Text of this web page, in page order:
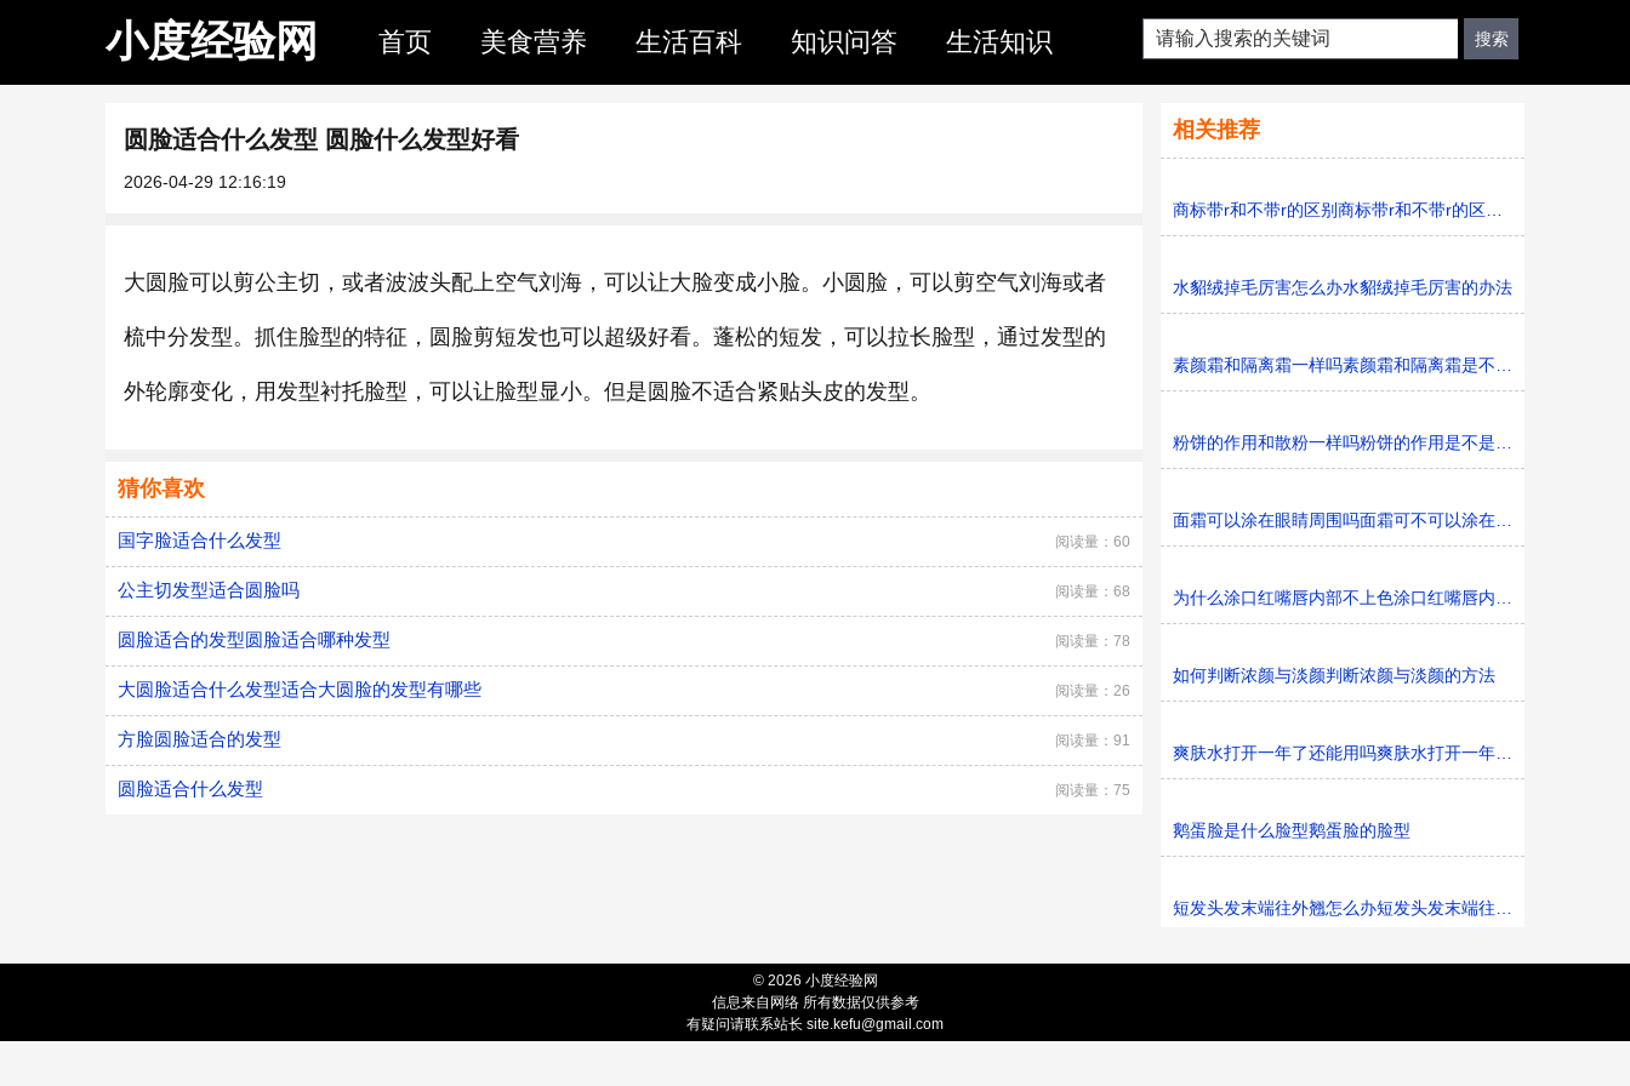
小度经验网 首页 美食营养 生活百科 知识问答 生活知识
圆脸适合什么发型 圆脸什么发型好看
2026-04-29 12:16:19
大圆脸可以剪公主切，或者波波头配上空气刘海，可以让大脸变成小脸。小圆脸，可以剪空气刘海或者
梳中分发型。抓住脸型的特征，圆脸剪短发也可以超级好看。蓬松的短发，可以拉长脸型，通过发型的
外轮廓变化，用发型衬托脸型，可以让脸型显小。但是圆脸不适合紧贴头皮的发型。
猜你喜欢
国字脸适合什么发型 阅读量：60
公主切发型适合圆脸吗 阅读量：68
圆脸适合的发型圆脸适合哪种发型 阅读量：78
大圆脸适合什么发型适合大圆脸的发型有哪些 阅读量：26
方脸圆脸适合的发型 阅读量：91
圆脸适合什么发型 阅读量：75
相关推荐
商标带r和不带r的区别商标带r和不带r的区别是什么
水貂绒掉毛厉害怎么办水貂绒掉毛厉害的办法
素颜霜和隔离霜一样吗素颜霜和隔离霜是不是一样的
粉饼的作用和散粉一样吗粉饼的作用是不是和散粉一样
面霜可以涂在眼睛周围吗面霜可不可以涂在眼睛周围
为什么涂口红嘴唇内部不上色涂口红嘴唇内部不上色的原因
如何判断浓颜与淡颜判断浓颜与淡颜的方法
爽肤水打开一年了还能用吗爽肤水打开一年了还能不能用
鹅蛋脸是什么脸型鹅蛋脸的脸型
短发头发末端往外翘怎么办短发头发末端往外翘的解决办法
© 2026 小度经验网
信息来自网络 所有数据仅供参考
有疑问请联系站长 site.kefu@gmail.com